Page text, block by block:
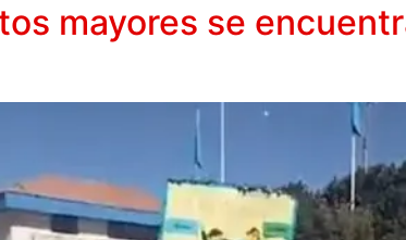
mayores se